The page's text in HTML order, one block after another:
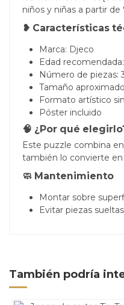
niños y niñas a partir de
❥ Características
Marca: Djeco
Edad
Número de piezas:
Tamaño
Formato artístico
Póster incluido
🧠 ¿Por qué
Este puzzle combina
también lo convierte
🧼 Mantenimiento
Montar sobre
Evitar piezas
También podría